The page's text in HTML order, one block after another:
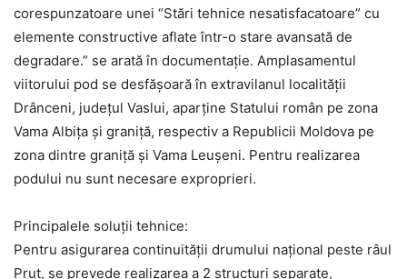
corespunzatoare unei “Stări tehnice nesatisfacatoare” cu
elemente constructive aflate într-o stare avansată de
degradare.” se arată în documentație. Amplasamentul
viitorului pod se desfășoară în extravilanul localității
Drânceni, județul Vaslui, aparține Statului român pe zona
Vama Albița și graniță, respectiv a Republicii Moldova pe
zona dintre graniță și Vama Leușeni. Pentru realizarea
podului nu sunt necesare exproprieri.
Principalele soluţii tehnice:
Pentru asigurarea continuității drumului național peste râul
Prut, se prevede realizarea a 2 structuri separate,